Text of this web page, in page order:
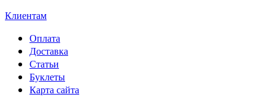
Клиентам
Оплата
Доставка
Статьи
Буклеты
Карта сайта